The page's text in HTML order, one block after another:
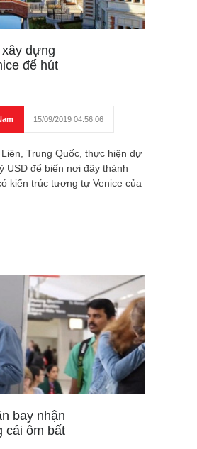
dựng
để hút
15/09/2019 04:56:06
Trung Quốc, thực hiện dự
USD để biến nơi đây thành
kiến trúc tương tự Venice của
bay nhận
cái ôm bất